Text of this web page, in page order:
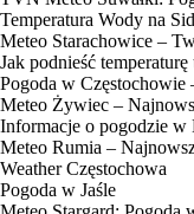
Temperatura Wody na
Meteo Starachowice –
Jak podnieść temperaturę
Pogoda w Częstochowie
Meteo Żywiec –
Informacje o pogodzie w
Meteo Rumia –
Weather Częstochowa
Pogoda w Jaśle